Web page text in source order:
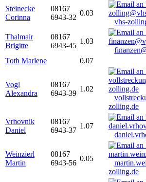
Steinecke
Corinna
08167
6943-32
0.03
vhs-
Thalmair
Brigitte
08167
6943-45
1.03
Toth Marlene
0.07
Vogl
Alexandra
08167
6943-39
1.02
zolling.de
Vrhovnik
Daniel
08167
6943-37
1.07
Weinzierl
Martin
08167
6943-56
0.05
zolling.de